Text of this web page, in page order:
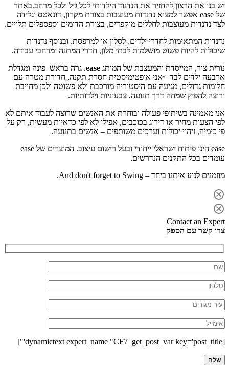
יש בנו את הרצון להחזיר את הנדנוד הילדותי לכל גיל ולכל מרחב.באתר
של ease אפשר למצוא נדנדות מעוצבות בצורת מקרון, דונאטס וגלידה
לצד נדנדות מעוצבות לחללים מוקפדים, בצורת הדומים וספספלים תלויים.
נדנדות המתאימות לחדרי ילדים, לסלון או למרפסת. ובנוסף נדנדות
שיכולות להיות פשוט מושלמות לבתי מלון, חדרי המתנה ומרחבי עבודה.
נורית צור, המייסדת והמעצבת של המותג ease. גרה בראש פינה ומגדלת
ארבעה ילדים לבד ״אני אופטימיסטית חסרת תקנה, חדורת מטרה עם
חלומות גדולים, מגיעה עם היסטוריה מורכבת ולא פשוטה ולכן מחויבת
ורוצה להפיץ שמחה דרך תנועה, צבעוניות וילדותיות.
אני מאמינה בשיתופי פעולה ובוחרת את האנשים שרוצה לעבוד איתם לא
לפי הצעות מחיר או דירוג בכוכבים, אפילו לא לפי כדאיות מעשית, רק על
פי כימיה, זיהוי יכולות וערכים משותפים – אנשים בתנועה.
ease הינו פיתוח ישראלי ייחודי ובעל רישום עיצוב. המוצרים של ease
עומדים בכל התקנים הנדרשים.
מוזמנים לנוע איתנו ביחד – And don't forget to Swing.
Contact an Expert
צרו קשר עם הספק
[dynamictext expert_name "CF7_get_post_var key='post_title'"]